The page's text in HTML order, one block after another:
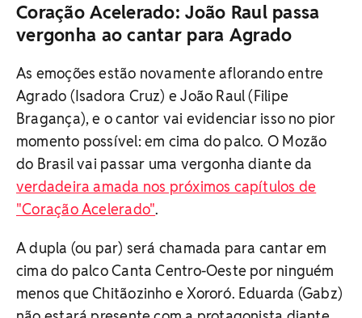
Coração Acelerado: João Raul passa
vergonha ao cantar para Agrado
As emoções estão novamente aflorando entre
Agrado (Isadora Cruz) e João Raul (Filipe
Bragança), e o cantor vai evidenciar isso no pior
momento possível: em cima do palco. O Mozão
do Brasil vai passar uma vergonha diante da
verdadeira amada nos próximos capítulos de
"Coração Acelerado".
A dupla (ou par) será chamada para cantar em
cima do palco Canta Centro-Oeste por ninguém
menos que Chitãozinho e Xororó. Eduarda (Gabz)